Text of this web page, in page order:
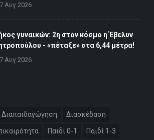
7 Αυγ 2026
γυναικών: 2η στον κόσμο η Έβελυν
- «πέταξε» στα 6,44 μέτρα!
7 Αυγ 2026
Διαπαιδαγώγηση Διασκέδαση
Παιδί 0-1 Παιδί 1-3